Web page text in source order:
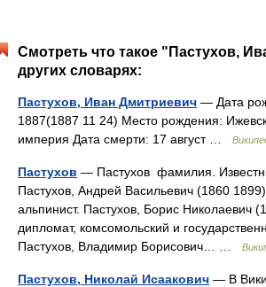
Смотреть что такое "Пастухов,
других словарях:
Пастухов, Иван Дмитриевич — Дата
1887(1887 11 24) Место рождения:
империя Дата смерти: 17 август …
Пастухов — Пастухов фамилия.
Пастухов, Андрей Васильевич (1860
альпинист. Пастухов, Борис Николаевич
дипломат, комсомольский и
Пастухов, Владимир Борисович… …
Пастухов, Николай Исаакович — В